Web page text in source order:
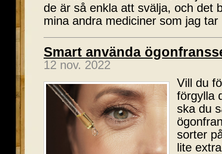
de är så enkla att svälja, och det
mina andra mediciner som jag
Smart använda
12 nov. 2022
Vill du
förgylla
ska du
sorter
lite